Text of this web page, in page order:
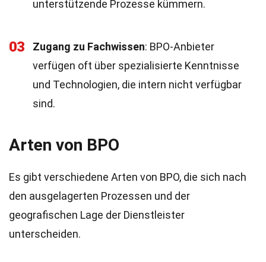
unterstützende Prozesse kümmern.
03 Zugang zu Fachwissen: BPO-Anbieter
verfügen oft über spezialisierte Kenntnisse
und Technologien, die intern nicht verfügbar
sind.
Arten von BPO
Es gibt verschiedene Arten von BPO, die sich nach
den ausgelagerten Prozessen und der
geografischen Lage der Dienstleister
unterscheiden.